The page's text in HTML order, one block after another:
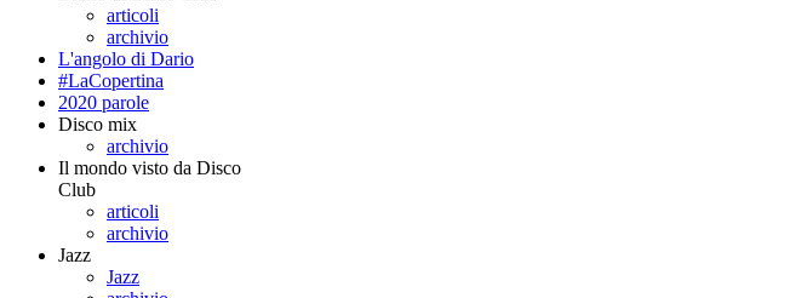
articoli
archivio
L'angolo di Dario
#LaCopertina
2020 parole
Disco mix
archivio
Il mondo visto da Disco
Club
articoli
archivio
Jazz
Jazz